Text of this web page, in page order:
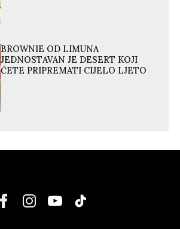
BROWNIE OD LIMUNA
JEDNOSTAVAN JE DESERT KOJI
ĆETE PRIPREMATI CIJELO LJETO